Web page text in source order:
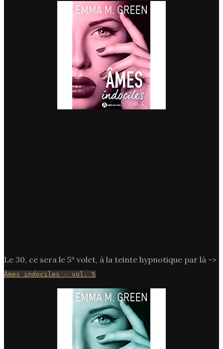
Le 30, ce sera le 5° volet, à la teinte hypnotique par là ->
Âmes indociles - vol. 5